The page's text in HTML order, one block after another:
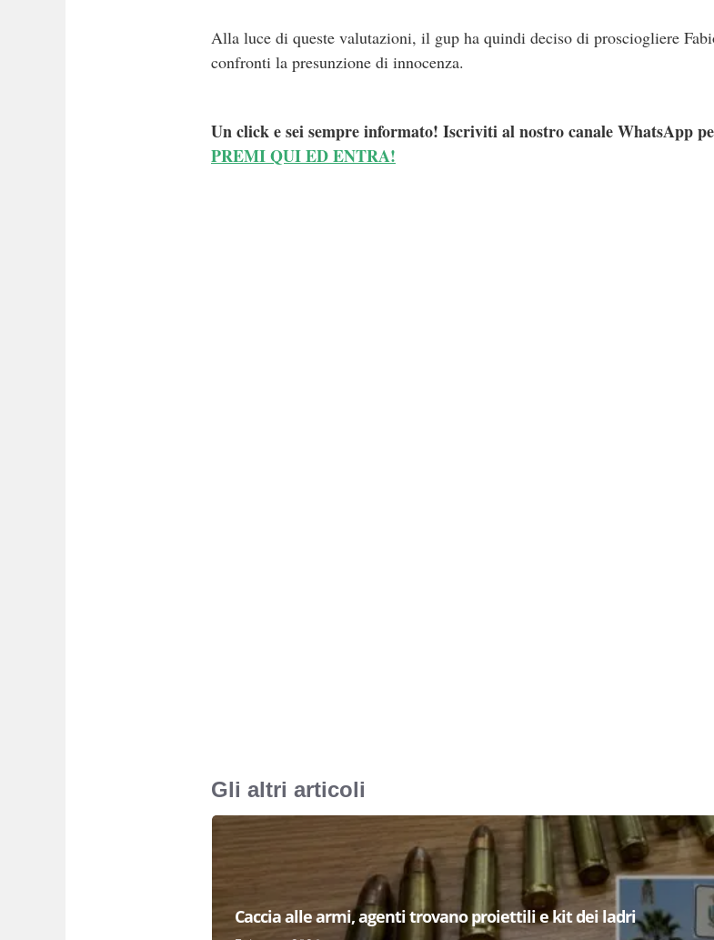
Alla luce di queste valutazioni, il gup ha quindi deciso di prosciogliere
confronti la presunzione di innocenza.
Un click e sei sempre informato! Iscriviti al nostro canale WhatsApp
PREMI QUI ED ENTRA!
Gli altri articoli
Caccia alle armi, agenti trovano proiettili e kit dei ladri